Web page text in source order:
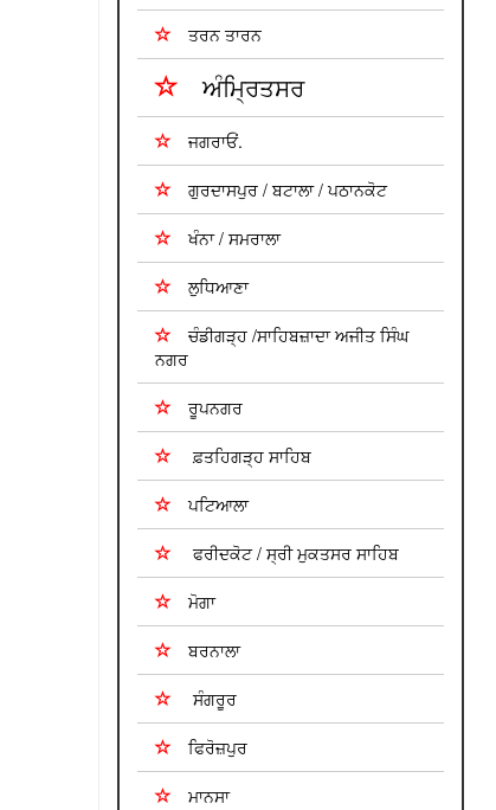
ਤਰਨ ਤਾਰਨ
ਅੰਮ੍ਰਿਤਸਰ
ਜਗਰਾਓਂ.
ਗੁਰਦਾਸਪੁਰ / ਬਟਾਲਾ / ਪਠਾਨਕੋਟ
ਖੰਨਾ / ਸਮਰਾਲਾ
ਲੁਧਿਆਣਾ
ਚੰਡੀਗੜ੍ਹ /ਸਾਹਿਬਜ਼ਾਦਾ ਅਜੀਤ ਸਿੰਘ
ਨਗਰ
ਰੂਪਨਗਰ
ਫ਼ਤਹਿਗੜ੍ਹ ਸਾਹਿਬ
ਪਟਿਆਲਾ
ਫਰੀਦਕੋਟ / ਸ੍ਰੀ ਮੁਕਤਸਰ ਸਾਹਿਬ
ਮੋਗਾ
ਬਰਨਾਲਾ
ਸੰਗਰੂਰ
ਫਿਰੋਜ਼ਪੁਰ
ਮਾਨਸਾ